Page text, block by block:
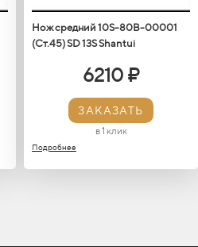
Нож средний 10S-80B-00001
(Ст.45) SD 13S Shantui
6210 ₽
ЗАКАЗАТЬ
в 1 клик
Подробнее